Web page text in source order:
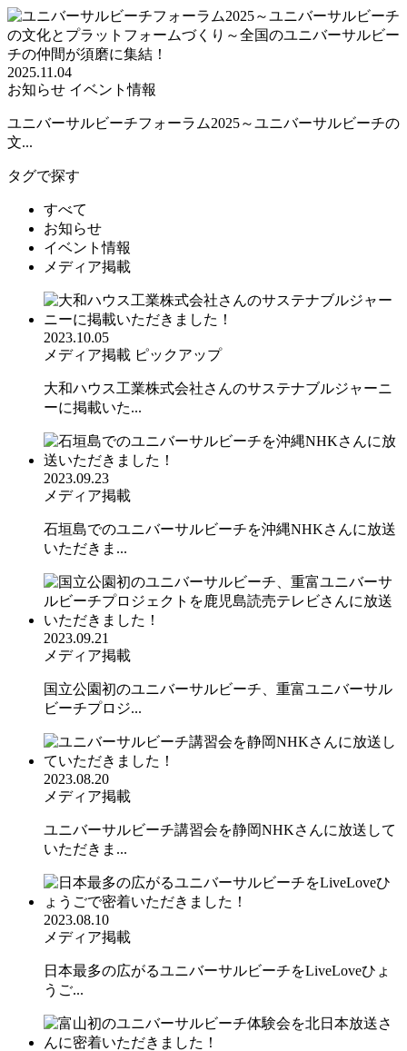
2025.11.04
お知らせ イベント情報
ユニバーサルビーチフォーラム2025～ユニバーサルビーチの
文...
タグで探す
すべて
お知らせ
イベント情報
メディア掲載
2023.10.05
メディア掲載 ピックアップ
大和ハウス工業株式会社さんのサステナブルジャーニ
ーに掲載いた...
2023.09.23
メディア掲載
石垣島でのユニバーサルビーチを沖縄NHKさんに放送
いただきま...
2023.09.21
メディア掲載
国立公園初のユニバーサルビーチ、重富ユニバーサル
ビーチプロジ...
2023.08.20
メディア掲載
ユニバーサルビーチ講習会を静岡NHKさんに放送して
いただきま...
2023.08.10
メディア掲載
日本最多の広がるユニバーサルビーチをLiveLoveひょ
うご...